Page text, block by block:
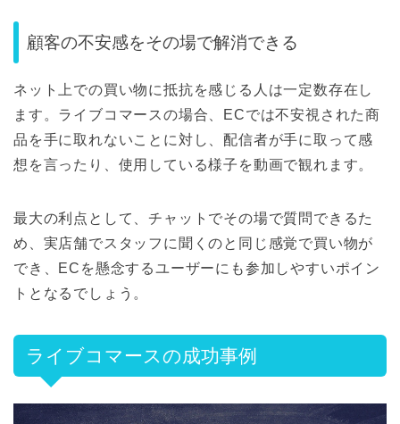
顧客の不安感をその場で解消できる
ネット上での買い物に抵抗を感じる人は一定数存在し
ます。ライブコマースの場合、ECでは不安視された商
品を手に取れないことに対し、配信者が手に取って感
想を言ったり、使用している様子を動画で観れます。
最大の利点として、チャットでその場で質問できるた
め、実店舗でスタッフに聞くのと同じ感覚で買い物が
でき、ECを懸念するユーザーにも参加しやすいポイン
トとなるでしょう。
ライブコマースの成功事例